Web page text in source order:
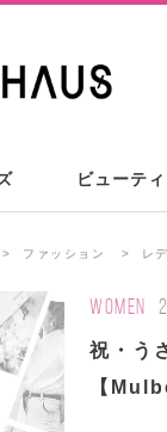
ビューテ
ファッション レ
WOMEN
祝・う
【